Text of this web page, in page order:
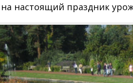
настоящий праздник